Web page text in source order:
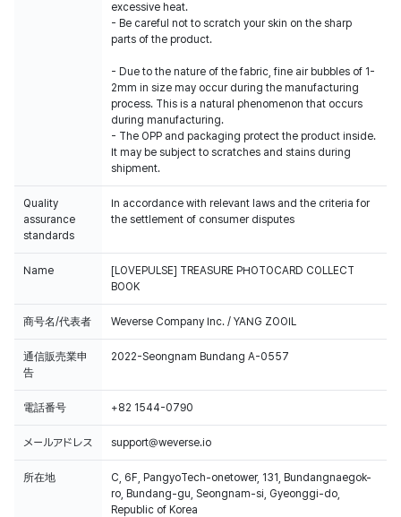
excessive heat.
- Be careful not to scratch your skin on the sharp
parts of the product.
- Due to the nature of the fabric, fine air bubbles of 1-
2mm in size may occur during the manufacturing
process. This is a natural phenomenon that occurs
during manufacturing.
- The OPP and packaging protect the product inside.
It may be subject to scratches and stains during
shipment.
Quality
assurance
standards
In accordance with relevant laws and the criteria for
the settlement of consumer disputes
Name
[LOVEPULSE] TREASURE PHOTOCARD COLLECT
BOOK
商号名/代表者 Weverse Company Inc. / YANG ZOOIL
通信販売業申
告
2022-Seongnam Bundang A-0557
電話番号 +82 1544-0790
メールアドレス support@weverse.io
所在地
C, 6F, PangyoTech-onetower, 131, Bundangnaegok-
ro, Bundang-gu, Seongnam-si, Gyeonggi-do,
Republic of Korea